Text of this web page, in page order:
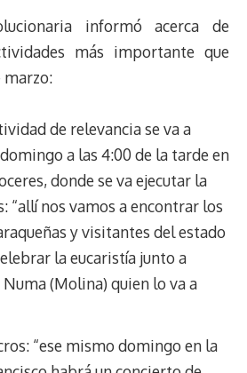
informó acerca de
más importante que
marzo:
de relevancia se va a
a las 4:00 de la tarde en
donde se va ejecutar la
“allí nos vamos a encontrar los
y visitantes del estado
la eucaristía junto a
(Molina) quien lo va a
“ese mismo domingo en la